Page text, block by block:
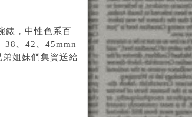
錶，中性色系百
38、42、45mmn
姐妹們集資送給